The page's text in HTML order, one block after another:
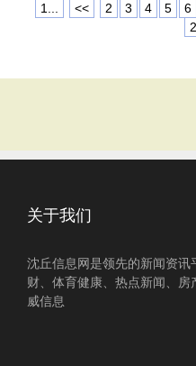
1... << 2 3 4 5 6
关于我们
沈丘信息网是领先的新闻资
财、体育健康、热点新闻、
威信息